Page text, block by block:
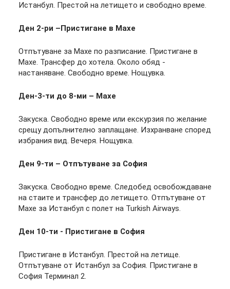
Истанбул. Престой на летището и свободно време.
Ден 2-ри –Пристигане в Махе
Отпътуване за Махе по разписание. Пристигане в
Махе. Трансфер до хотела. Около обяд -
настаняване. Свободно време. Нощувка.
Ден-3-ти до 8-ми – Махе
Закуска. Свободно време или екскурзия по желание
срещу допълнително заплащане. Изхранване според
избрания вид. Вечеря. Нощувка.
Ден 9-ти – Отпътуване за София
Закуска. Свободно време. Следобед освобождаване
на стаите и трансфер до летището. Отпътуване от
Махе за Истанбул с полет на Turkish Airways.
Ден 10-ти - Пристигане в София
Пристигане в Истанбул. Престой на летище.
Отпътуване от Истанбул за София. Пристигане в
София Терминал 2.